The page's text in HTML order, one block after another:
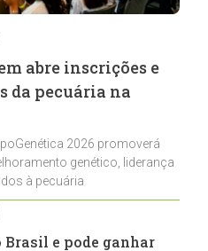
abre inscrições e
da pecuária na
2026 promoverá
genético, liderança
à pecuária
Brasil e pode ganhar